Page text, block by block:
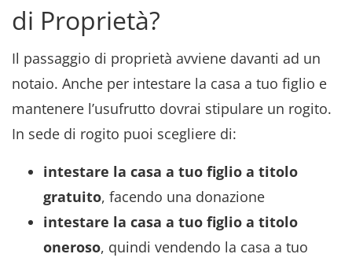
di Proprietà?
Il passaggio di proprietà avviene davanti ad un
notaio. Anche per intestare la casa a tuo figlio e
mantenere l’usufrutto dovrai stipulare un rogito.
In sede di rogito puoi scegliere di:
intestare la casa a tuo figlio a titolo
gratuito, facendo una donazione
intestare la casa a tuo figlio a titolo
oneroso, quindi vendendo la casa a tuo